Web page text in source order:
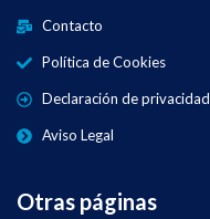
Contacto
Política de Cookies
Declaración de privacidad
Aviso Legal
Otras páginas